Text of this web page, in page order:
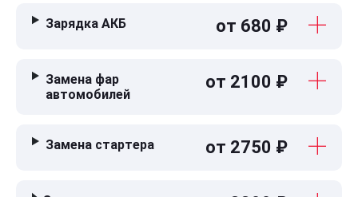
Зарядка АКБ от 680 ₽
Замена фар
автомобилей
от 2100 ₽
Замена стартера от 2750 ₽